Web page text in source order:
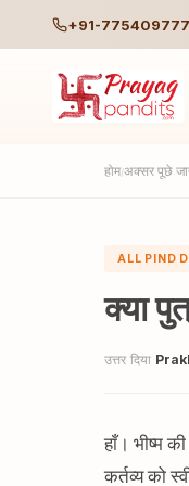
+91-
होम/अक्सर पूछे
ALL PIND
क्या
उत्तर दिया
हाँ। भीष्म
कर्तव्य को